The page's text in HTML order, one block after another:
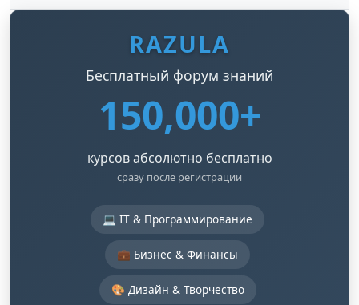
RAZULA
Бесплатный форум знаний
150,000+
курсов абсолютно бесплатно
сразу после регистрации
💻 IT & Программирование
💼 Бизнес & Финансы
🎨 Дизайн & Творчество